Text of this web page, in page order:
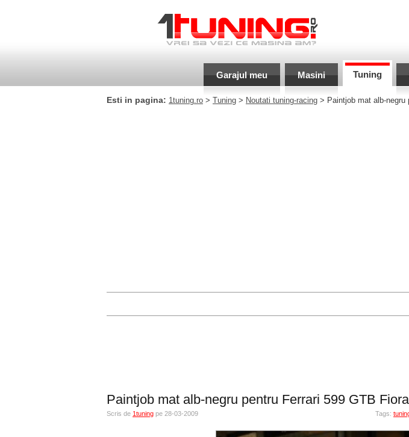
Garajul meu Masini Tuning
Esti in pagina: 1tuning.ro > Tuning > Noutati tuning-racing > Paintjob mat alb-negru
Paintjob mat alb-negru pentru Ferrari 599 GTB
Scris de 1tuning pe 28-03-2009 Tags: